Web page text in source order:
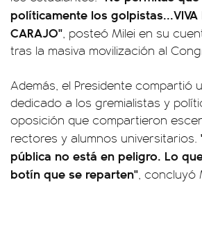
políticamente los golpistas...VIVA
CARAJO", posteó Milei en su
tras la masiva movilización al
Además, el Presidente compartió
dedicado a los gremialistas y
oposición que compartieron
rectores y alumnos universitarios.
pública no está en peligro. Lo
botín que se reparten", concluyó